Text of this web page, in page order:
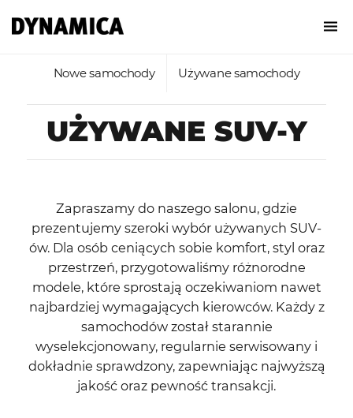
Nowe samochody Używane samochody
UŻYWANE SUV-Y
Zapraszamy do naszego salonu, gdzie
prezentujemy szeroki wybór używanych SUV-
ów. Dla osób ceniących sobie komfort, styl oraz
przestrzeń, przygotowaliśmy różnorodne
modele, które sprostają oczekiwaniom nawet
najbardziej wymagających kierowców. Każdy z
samochodów został starannie
wyselekcjonowany, regularnie serwisowany i
dokładnie sprawdzony, zapewniając najwyższą
jakość oraz pewność transakcji.